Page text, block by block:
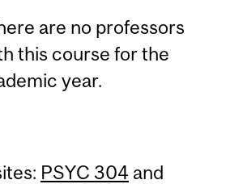
are no professors
this course for the
year.
PSYC 304 and